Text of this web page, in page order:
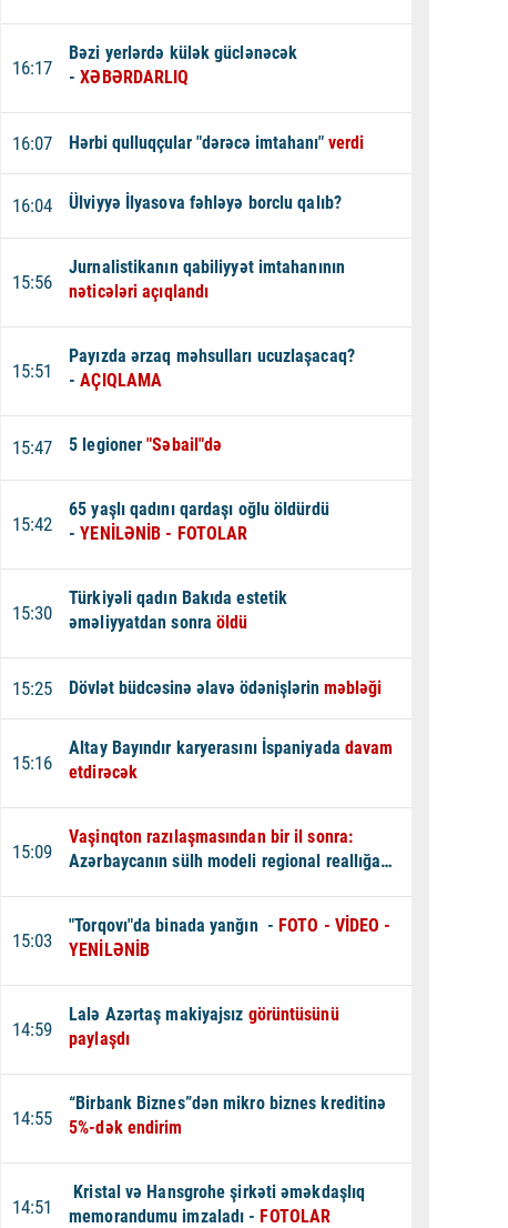
16:17
Bəzi yerlərdə külək güclənəcək
-XƏBƏRDARLIQ
16:07 Hərbi qulluqçular "dərəcə imtahanı"verdi
16:04 Ülviyyə İlyasova fəhləyə borclu qalıb?
15:56
Jurnalistikanın qabiliyyət imtahanının
nəticələri açıqlandı
15:51
Payızda ərzaq məhsulları ucuzlaşacaq?
-AÇIQLAMA
15:47 5 legioner"Səbail"də
15:42
65 yaşlı qadını qardaşı oğlu öldürdü
-YENİLƏNİB - FOTOLAR
15:30
Türkiyəli qadın Bakıda estetik
əməliyyatdan sonraöldü
15:25 Dövlət büdcəsinə əlavə ödənişlərinməbləği
15:16
Altay Bayındır karyerasını İspaniyada davam
etdirəcək
15:09
Vaşinqton razılaşmasından bir il sonra:
Azərbaycanın sülh modeli regional reallığa
15:03
"Torqovı"da binada yanğın - FOTO - VİDEO -
YENİLƏNİB
14:59
Lalə Azərtaş makiyajsız görüntüsünü
paylaşdı
14:55
“Birbank Biznes”dən mikro biznes kreditinə
5%-dək endirim
14:51
Kristal və Hansgrohe şirkəti əməkdaşlıq
memorandumu imzaladı - FOTOLAR